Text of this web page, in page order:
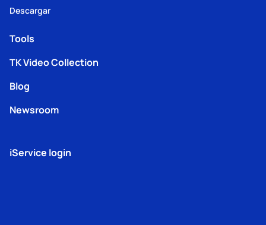
Descargar
Tools
TK Video Collection
Blog
Newsroom
iService login